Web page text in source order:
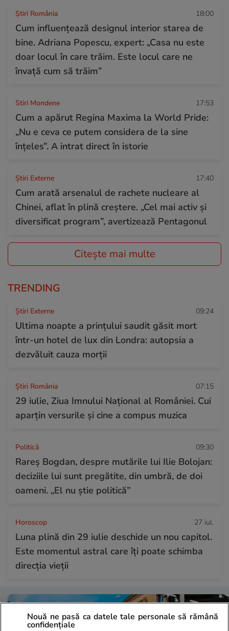
Știri România 18:00
Cum influențează designul interior starea de
bine. Adriana Popescu, expert: „Casa nu este
doar locul în care trăim. Este locul care ne
învață cum să trăim”
Stiri Mondene 17:53
Cum a apărut Regina Maxima la World Pride:
„Nu e ceva ce putem considera de la sine
înțeles”. A intrat direct în istorie
Știri Externe 17:40
Cum arată arsenalul de rachete nucleare al
Chinei, aflat în plină creștere. „Cel mai activ și
diversificat program”, avertizează Pentagonul
Citește mai multe
TRENDING
Știri Externe 09:24
Ultima noapte a prințului saudit găsit mort
într-un hotel de lux din Londra: autopsia a
dezvăluit cauza morții
Știri România 07:15
29 iulie, Ziua Imnului Național al României. Cui
aparțin versurile și cine a compus muzica
Politică 09:30
Rareș Bogdan, despre mutările lui Ilie Bolojan:
deciziile lui sunt pregătite, din umbră, de doi
oameni. „El nu știe politică”
Horoscop 27 iul.
Luna plină din 29 iulie deschide un nou capitol.
Este momentul astral care îți poate schimba
direcția vieții
Nouă ne pasă ca datele tale personale să rămână
confidențiale